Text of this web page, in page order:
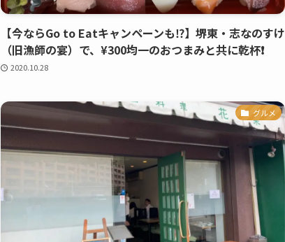
【今ならGo to Eatキャンペーンも⁉️】堺東・志なのすけ
（旧漁師の宴）で、¥300均一のおつまみと共に乾杯❗️
2020.10.28
グルメ